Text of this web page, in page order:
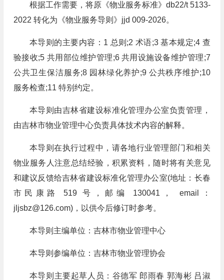
根据工作需要，将原《物业服务标准》db22/t 5133-
2022 转化为《物业服务导则》jjd 009-2026。
本导则的主要内容：1 总则;2 术语;3 基本规定;4 查
验接收;5 共用部位维护管理;6 共用设施设备维护管理;7
公共卫生保洁服务;8 园林绿化养护;9 公共秩序维护;10
服务检查;11 特别约定。
本导则由吉林省建设标准化管理办公室负责管理，
由吉林市物业管理中心负责具体技术内容的解释。
本导则在执行过程中，请各地行业管理部门和相关
物业服务人注意总结经验，积累资料，随时将有关意见
和建议反馈给吉林省建设标准化管理办公室(地址：长春
市民康路 519 号，邮编 130041， email：
jljsbz@126.com)，以供今后修订时参考。
本导则主编单位：吉林市物业管理中心
本导则参编单位：吉林市物业管理协会
本导则主要起草人员：谷德军 郎雨春 郭海彬 吕淑